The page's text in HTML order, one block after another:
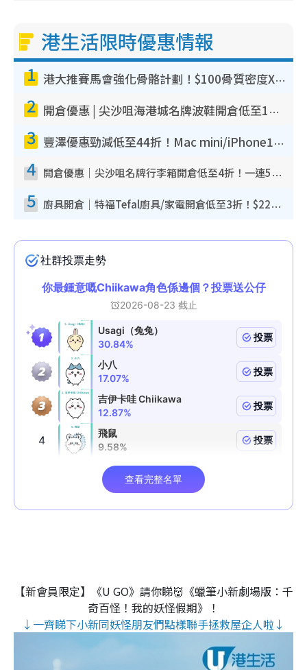
港生活限時優惠情報
1 港大推賽馬會強化骨骼計劃！$100骨質密度X光檢查 完成免費運動訓練送超市禮券！附參加資格
2 開倉優惠 | 尖沙咀海港城名牌波鞋開倉低至1折！On鞋$899起／Joy&Peace鞋履$98起
3 豐澤優惠勁減低至44折！Mac mini/iPhone17Pro大減價！廚房家電$220起
4 開倉優惠｜尖沙咀名牌行李箱開倉低至4折！一連5日 American Tourister/ace./Hallmark $200起！
5 廚具開倉｜特福Tefal廚具/家電開倉低至3折！$220起買平底鍋/炒鑊/湯煲！電飯煲/吸塵機/燙斗$418起
【新會員限定】《U GO》請你睇👹《蠟筆小新劇場版：千
奇百怪！我的妖怪假期》！
↓一齊睇下小新同妖怪朋友們點樣聯手拯救屋企人啦↓